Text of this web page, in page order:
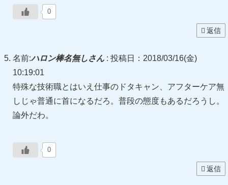
0
返信
名前:ハロン棒名無しさん : 投稿日：2018/03/16(金)
10:19:01
特殊な技術職とはいえ仕事のドタキャン、アフターケア無
しじゃ普通に首になるだろ。普段の態度もあるだろうし。
論外だわ。
0
返信